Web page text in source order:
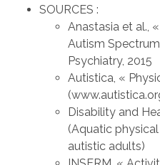
SOURCES :
Anastasia et al.,
Autism
Psychiatry, 2015
Autistica, «
Disability and
(Aquatic
autistic adults)